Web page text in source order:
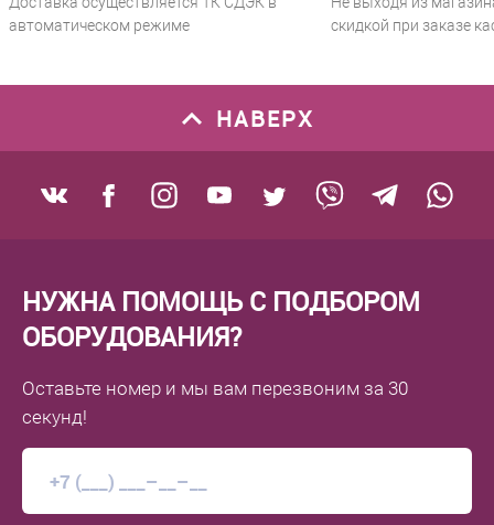
автоматическом режиме
скидкой при заказе
НАВЕРХ
НУЖНА ПОМОЩЬ С ПОДБОРОМ
ОБОРУДОВАНИЯ?
Оставьте номер и мы вам перезвоним за 30
секунд!